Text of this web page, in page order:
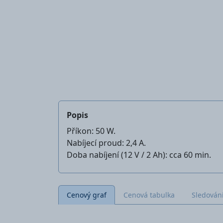
Popis
Příkon: 50 W.
Nabíjecí proud: 2,4 A.
Doba nabíjení (12 V / 2 Ah): cca 60 min.
Cenový graf Cenová tabulka